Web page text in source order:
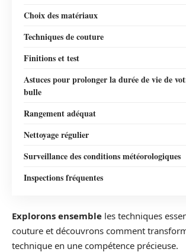
Choix des matériaux
Techniques de couture
Finitions et test
Astuces pour prolonger la durée de vie de
bulle
Rangement adéquat
Nettoyage régulier
Surveillance des conditions météorologiques
Inspections fréquentes
Explorons ensemble les techniques
couture et découvrons comment
technique en une compétence précieuse.